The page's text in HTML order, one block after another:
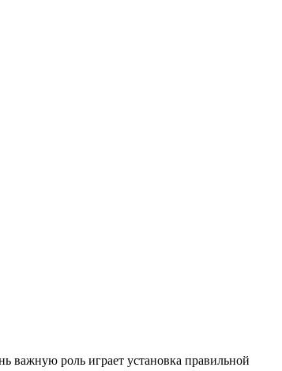
важную роль играет установка правильной